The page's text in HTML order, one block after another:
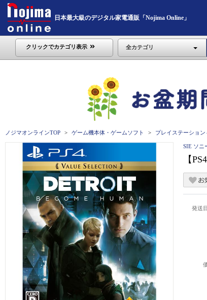
日本最大級のデジタル家電通販「Nojima Online」
クリックでカテゴリ表示 全カテゴリ
ノジマオンラインTOP ゲーム機本体・ゲームソフト プレイステーション
SIE ソニ
【
発送